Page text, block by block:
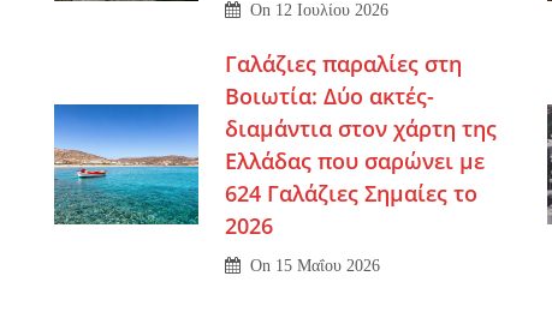
On 12 Ιουλίου 2026
Γαλάζιες παραλίες στη
Βοιωτία: Δύο ακτές-
διαμάντια στον χάρτη της
Ελλάδας που σαρώνει με
624 Γαλάζιες Σημαίες το
2026
On 15 Μαΐου 2026